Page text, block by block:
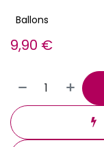
Ballons
9,90 €